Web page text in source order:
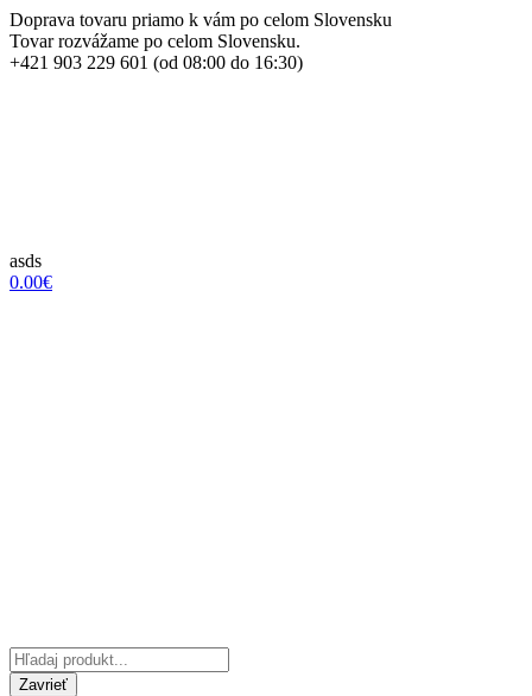
Doprava tovaru priamo k vám po celom Slovensku
Tovar rozvážame po celom Slovensku.
+421 903 229 601 (od 08:00 do 16:30)
asds
0.00€
Zavrieť